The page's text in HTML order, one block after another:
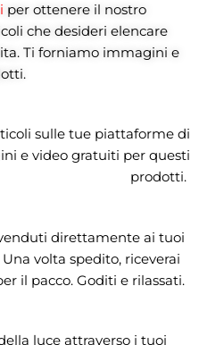
per ottenere il nostro
che desideri elencare
Ti forniamo immagini e
sulle tue piattaforme di
e video gratuiti per questi
prodotti.
direttamente ai tuoi
volta spedito, riceverai
il pacco. Goditi e rilassati.
luce attraverso i tuoi